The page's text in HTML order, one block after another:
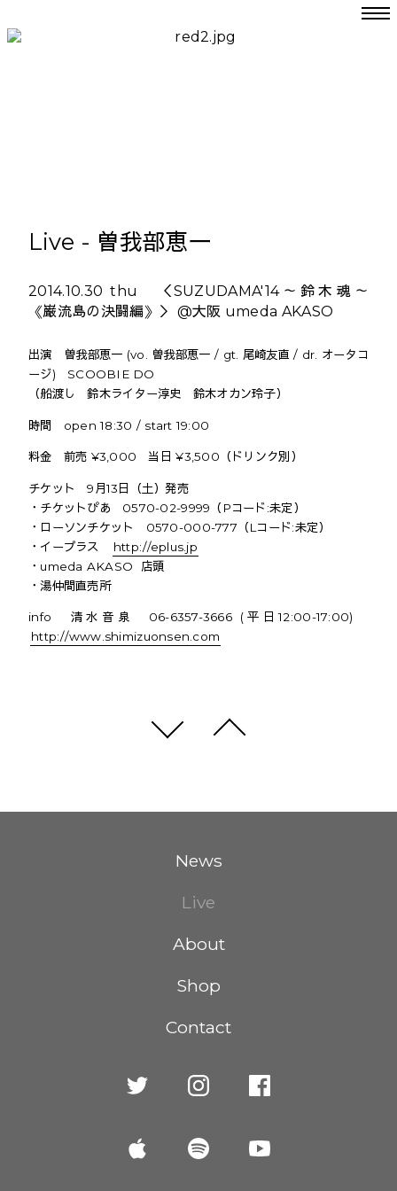
Live - 曽我部恵一
2014.10.30 thu ＜SUZUDAMA'14～鈴木魂～
《巌流島の決闘編》＞ @大阪 umeda AKASO
出演 曽我部恵一 (vo. 曽我部恵一 / gt. 尾崎友直 / dr. オータコ
ージ) SCOOBIE DO
（船渡し 鈴木ライター淳史 鈴木オカン玲子）
時間 open 18:30 / start 19:00
料金 前売 ¥3,000 当日 ¥3,500（ドリンク別）
チケット 9月13日（土）発売
・チケットぴあ 0570-02-9999（Pコード:未定）
・ローソンチケット 0570-000-777（Lコード:未定）
・イープラス
http://eplus.jp
・umeda AKASO 店頭
・湯仲間直売所
info 清水音泉 06-6357-3666 (平日12:00-17:00)
http://www.shimizuonsen.com
News
Live
About
Shop
Contact